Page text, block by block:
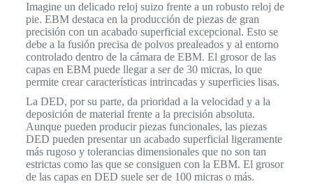
Imagine un delicado reloj suizo frente a un robusto reloj de
pie. EBM destaca en la producción de piezas de gran
precisión con un acabado superficial excepcional. Esto se
debe a la fusión precisa de polvos prealeados y al entorno
controlado dentro de la cámara de EBM. El grosor de las
capas en EBM puede llegar a ser de 30 micras, lo que
permite crear características intrincadas y superficies lisas.
La DED, por su parte, da prioridad a la velocidad y a la
deposición de material frente a la precisión absoluta.
Aunque pueden producir piezas funcionales, las piezas
DED pueden presentar un acabado superficial ligeramente
más rugoso y tolerancias dimensionales que no son tan
estrictas como las que se consiguen con la EBM. El grosor
de las capas en DED suele ser de 100 micras o más.